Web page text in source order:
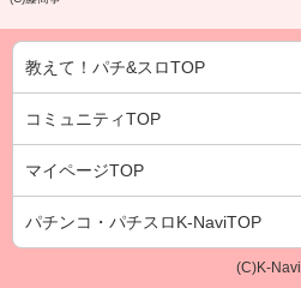
教えて！パチ&スロTOP
コミュニティTOP
マイページTOP
パチンコ・パチスロK-NaviTOP
(C)K-Navi